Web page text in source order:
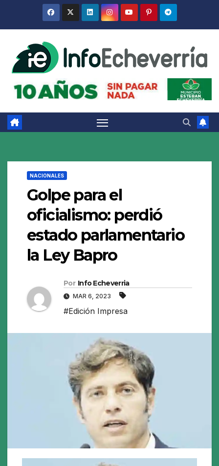
NACIONALES
Golpe para el
oficialismo: perdió
estado parlamentario
la Ley Bapro
Por Info Echeverria
MAR 6, 2023
#Edición Impresa